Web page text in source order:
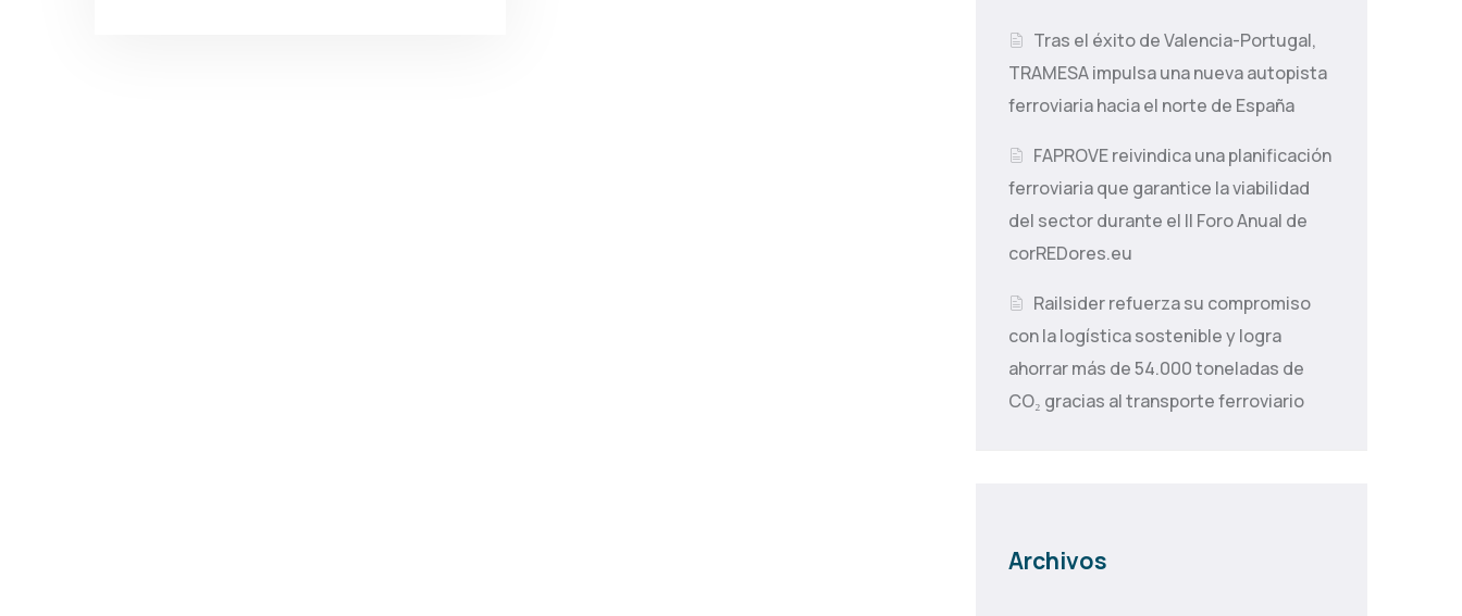
Tras el éxito de Valencia-Portugal,
TRAMESA impulsa una nueva autopista
ferroviaria hacia el norte de España
FAPROVE reivindica una planificación
ferroviaria que garantice la viabilidad
del sector durante el II Foro Anual de
corREDores.eu
Railsider refuerza su compromiso
con la logística sostenible y logra
ahorrar más de 54.000 toneladas de
CO₂ gracias al transporte ferroviario
Archivos